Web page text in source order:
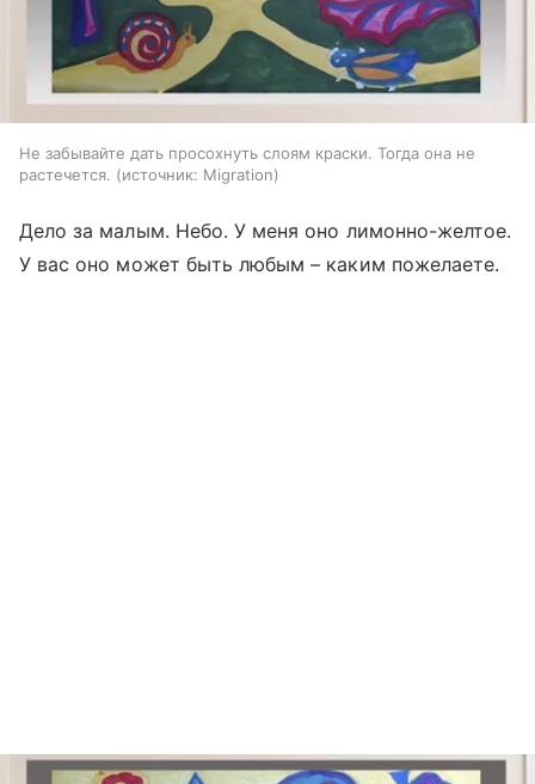
Не забывайте дать просохнуть слоям краски. Тогда она не
растечется.
источник: Migration
Дело за малым. Небо. У меня оно лимонно-желтое.
У вас оно может быть любым – каким пожелаете.